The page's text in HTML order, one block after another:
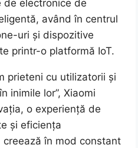
de electronice de
având în centrul
uri și dispozitive
printr-o platformă IoT.
prieteni cu utilizatorii și
inimile lor”, Xiaomi
o experiență de
și eficiența
creează în mod constant